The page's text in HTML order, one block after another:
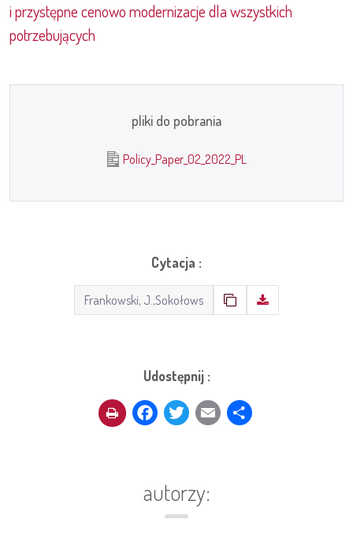
i przystępne cenowo modernizacje dla wszystkich
potrzebujących
pliki do pobrania
Policy_Paper_02_2022_PL
Cytacja :
Udostępnij :
Facebook
Twitter
Email
autorzy: